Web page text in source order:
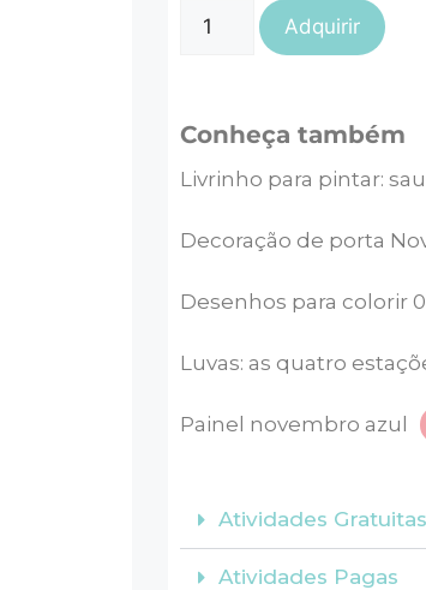
Adquirir
Conheça também
Livrinho para pintar:
Decoração de porta
Desenhos para colorir
Luvas: as quatro
Painel novembro azul
Atividades Gratuitas
Atividades Pagas